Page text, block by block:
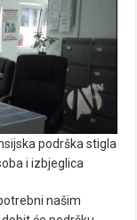
podrška stigla
i izbjeglica
našim